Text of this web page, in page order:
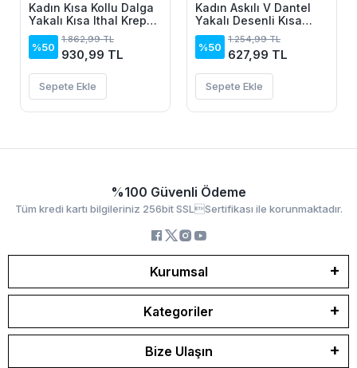
Kadın Kısa Kollu Dalga
Yakalı Kısa Ithal Krep
Elbise
%50
1.862,99 TL
930,99 TL
Sepete Ekle
Kadın Askılı V Dantel
Yakalı Desenli Kısa
Elbise
%50
1.254,99 TL
627,99 TL
Sepete Ekle
%100 Güvenli Ödeme
Tüm kredi kartı bilgileriniz 256bit SSLSertifikası ile korunmaktadır.
Kurumsal
Kategoriler
Bize Ulaşın